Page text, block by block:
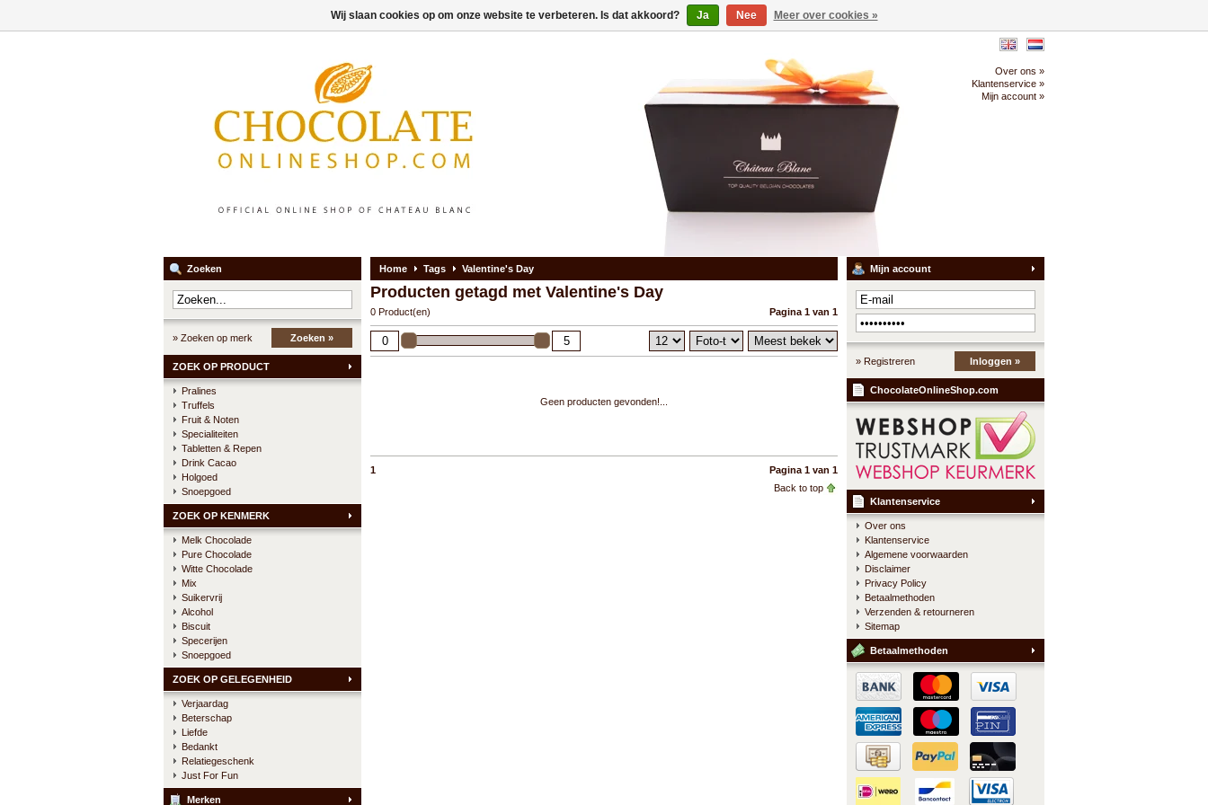
Over ons »
Klantenservice »
Mijn account »
Zoeken
» Zoeken op merk Zoeken »
ZOEK OP PRODUCT
Pralines
Truffels
Fruit & Noten
Specialiteiten
Tabletten & Repen
Drink Cacao
Holgoed
Snoepgoed
ZOEK OP KENMERK
Melk Chocolade
Pure Chocolade
Witte Chocolade
Mix
Suikervrij
Alcohol
Biscuit
Specerijen
Snoepgoed
ZOEK OP GELEGENHEID
Verjaardag
Beterschap
Liefde
Bedankt
Relatiegeschenk
Just For Fun
Merken
Home Tags Valentine's Day
Producten getagd met Valentine's Day
0 Product(en) Pagina 1 van 1
Geen producten gevonden!...
1
Pagina 1 van 1
Back to top
Mijn account
» Registreren Inloggen »
ChocolateOnlineShop.com
Klantenservice
Over ons
Klantenservice
Algemene voorwaarden
Disclaimer
Privacy Policy
Betaalmethoden
Verzenden & retourneren
Sitemap
Betaalmethoden
Wij slaan cookies op om onze website te verbeteren. Is dat akkoord? Ja Nee Meer over cookies »